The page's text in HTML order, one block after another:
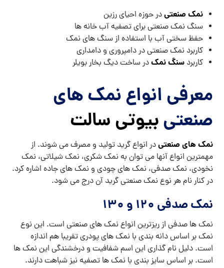
نمک صنعتیدر حوزه احیای رزین
سنگ نمک صنعتی برای تصفیه آب خانه ها
حفظ سختی آب با استفاده از سنگ های نمک
کاربرد نمک صنعتی در دامپروری و دامداری
کاربردسنگ نمکدر ساخت دیگ بخار بویلر
معرفی انواع نمک های
صنعتیبیوتی سالت
نمک های صنعتیدر انواع گرید تولید و مصرف می شوند. از
مهمترین انواع آنها می توان به نمک شکری، نمک شیلاتی، نمک
نخودی، نمک صدفی، نمک های چودی و نمک های جاده اشاره کرد.
در کنار نام هر نوع نمک صنعتی گرید آن درج می شود.
نمک صدفی 120 و 130
نمک ها صدفی از ریزترین انواع نمک های صنعتی است. این نوع
نمک بر اساس دانه بندی با نمک های پودری تقریبا هم اندازه
است. دلیل نام گذاری این اسم شفافیت و درخشندگی این نمک ها
است. بر اساس سایز بندی با نمک ها تصفیه نیز شباهت دارند.